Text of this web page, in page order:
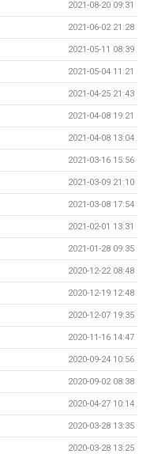
2021-08-20 09:31
2021-06-02 21:28
2021-05-11 08:39
2021-05-04 11:21
2021-04-25 21:43
2021-04-08 19:21
2021-04-08 13:04
2021-03-16 15:56
2021-03-09 21:10
2021-03-08 17:54
2021-02-01 13:31
2021-01-28 09:35
2020-12-22 08:48
2020-12-19 12:48
2020-12-07 19:35
2020-11-16 14:47
2020-09-24 10:56
2020-09-02 08:38
2020-04-27 10:14
2020-03-28 13:35
2020-03-28 13:25